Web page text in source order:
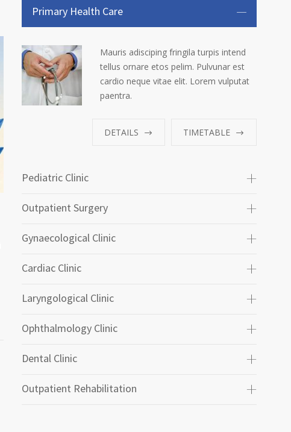
Primary Health Care
Mauris adisciping fringila turpis intend
tellus ornare etos pelim. Pulvunar est
cardio neque vitae elit. Lorem vulputat
paentra.
TIMETABLE
DETAILS
Pediatric Clinic
Outpatient Surgery
Gynaecological Clinic
Cardiac Clinic
Laryngological Clinic
Ophthalmology Clinic
Dental Clinic
Outpatient Rehabilitation